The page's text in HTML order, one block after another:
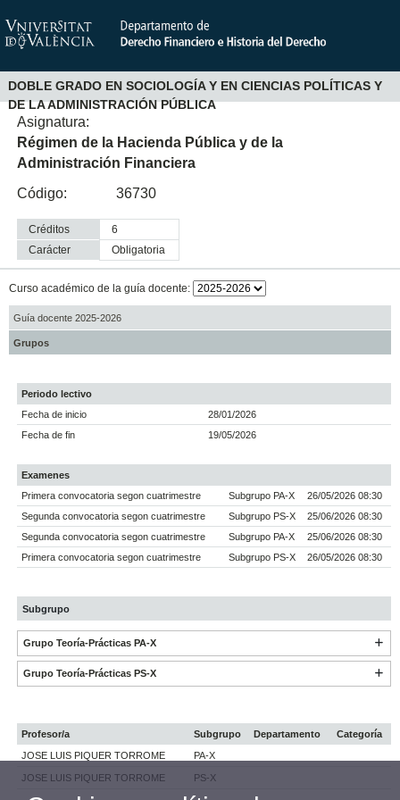
DOBLE GRADO EN SOCIOLOGÍA Y EN CIENCIAS POLÍTICAS Y
DE LA ADMINISTRACIÓN PÚBLICA
Asignatura:
Régimen de la Hacienda Pública y de la
Administración Financiera
Código:
36730
Créditos
6
Carácter
obligatoria
Curso académico de la guía docente:
Guía docente 2025-2026
Grupos
Periodo lectivo
Fecha de inicio
28/01/2026
Fecha de fin
19/05/2026
Examenes
Primera convocatoria segon cuatrimestre
Subgrupo PA-X
26/05/2026 08:30
Segunda convocatoria segon cuatrimestre
Subgrupo PS-X
25/06/2026 08:30
Segunda convocatoria segon cuatrimestre
Subgrupo PA-X
25/06/2026 08:30
Primera convocatoria segon cuatrimestre
Subgrupo PS-X 26/05/2026 08:30
Subgrupo
Grupo Teoría-Prácticas PA-X
Grupo Teoría-Prácticas PS-X
Profesor/a Subgrupo Departamento
Categoría
JOSE LUIS PIQUER TORROME
PA-X
JOSE LUIS PIQUER TORROME PS-X